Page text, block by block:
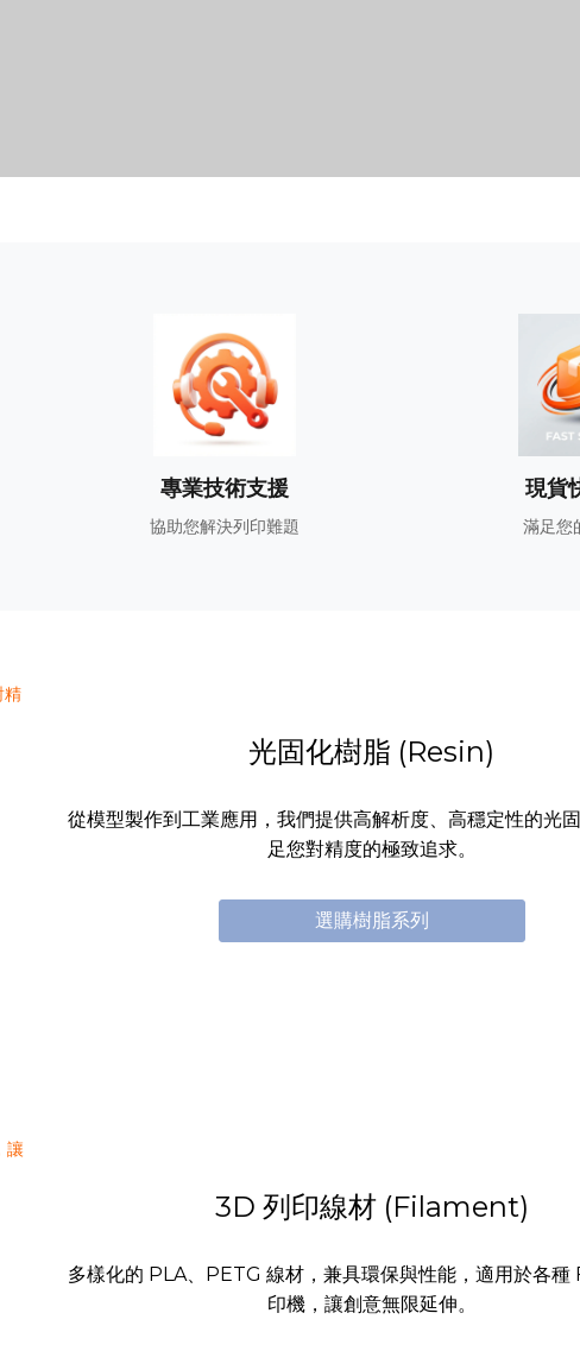
專業技術支援
協助您解決列印難題
現貨
滿足您
光固化樹脂 (Resin)
從模型製作到工業應用，我們提供高解析度、高穩定性的光
足您對精度的極致追求。
選購樹脂系列
3D 列印線材 (Filament)
多樣化的 PLA、PETG 線材，兼具環保與性能，適用於各種
印機，讓創意無限延伸。